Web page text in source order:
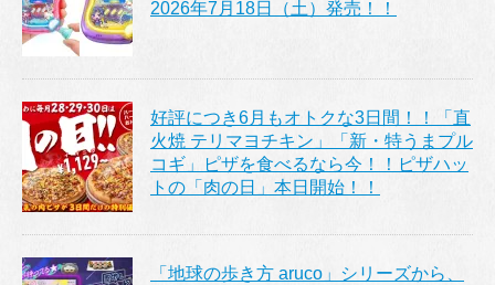
2026年7月18日（土）発売！！
好評につき6月もオトクな3日間！！「直
火焼 テリマヨチキン」「新・特うまプル
コギ」ピザを食べるなら今！！ピザハッ
トの「肉の日」本日開始！！
「地球の歩き方 aruco」シリーズから、